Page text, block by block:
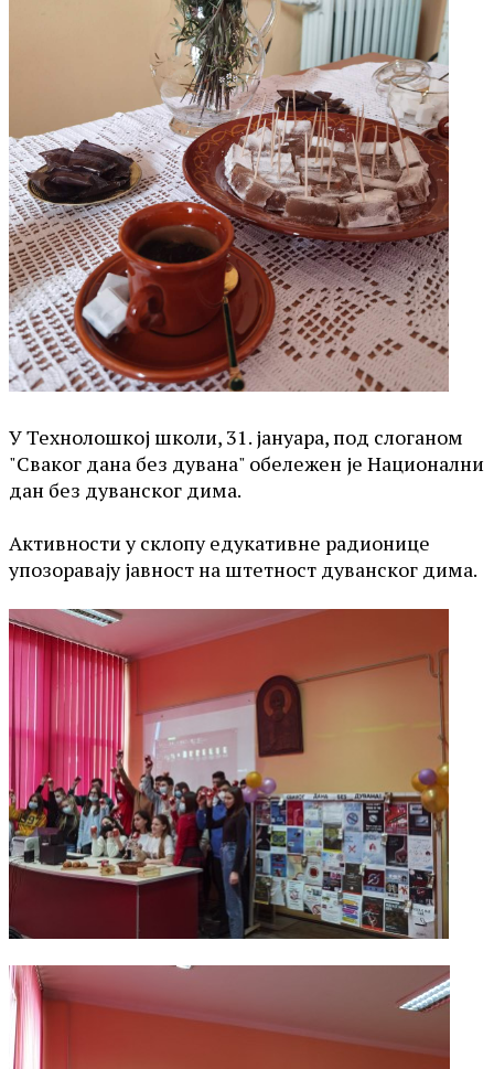
У Технолошкој школи, 31. јануара, под слоганом
"Сваког дана без дувана" обележен је Национални
дан без дуванског дима.
Активности у склопу едукативне радионице
упозоравају јавност на штетност дуванског дима.